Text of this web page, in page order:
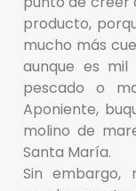
producto,
mucho más
aunque es
pescado o
Aponiente,
molino de
Santa María.
Sin embargo,